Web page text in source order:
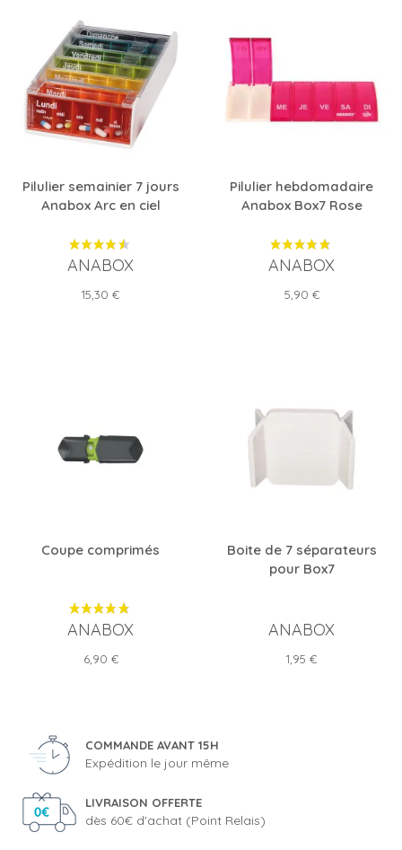
Pilulier semainier 7 jours
Anabox Arc en ciel
ANABOX
Prix
15,30 €
Pilulier hebdomadaire
Anabox Box7 Rose
ANABOX
Prix
5,90 €
Coupe comprimés
ANABOX
Prix
6,90 €
Boite de 7 séparateurs
pour Box7
ANABOX
Prix
1,95 €
COMMANDE AVANT 15H
Expédition le jour même
LIVRAISON OFFERTE
dès 60€ d'achat (Point Relais)